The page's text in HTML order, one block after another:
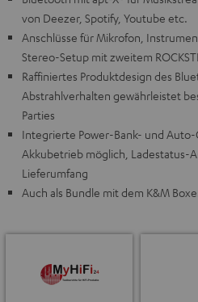
von Deezer, Spotify, Youtube etc.
Anschlüsse für Mikrofon,
Stereo-Setup mit zweitem
Raffiniertes Produktdesign des
Abstrahlverhalten gewährleistet
Parties
Integrierte Power-Bank- und
Akkubetrieb möglich, Ladestatus-
Lieferumfang
Auch als Bundle mit dem K&M